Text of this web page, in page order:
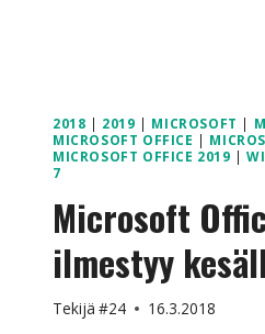
2018 | 2019 | MICROSOFT |
MICROSOFT OFFICE |
MICROSOFT OFFICE 2019 |
7
Microsoft
ilmestyy
Tekijä #24 16.3.2018